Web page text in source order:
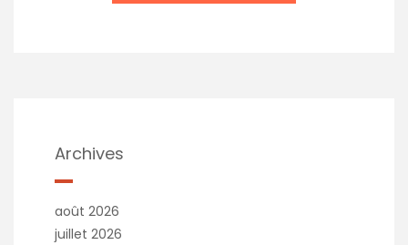
Archives
août 2026
juillet 2026